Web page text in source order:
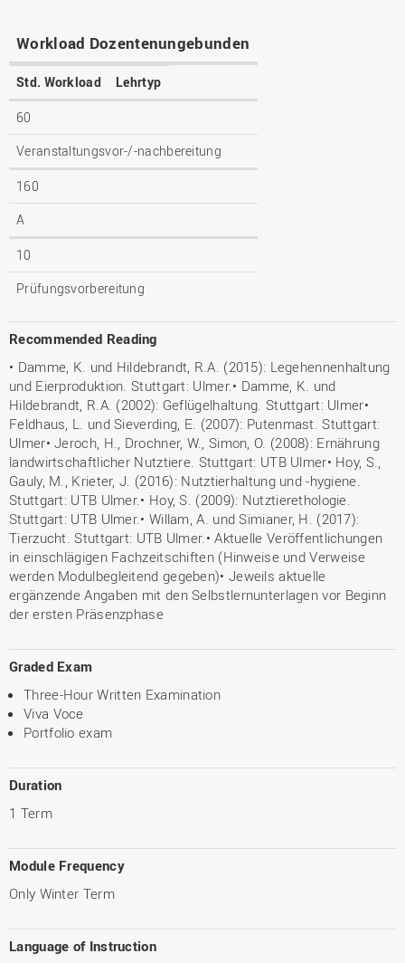
Workload Dozentenungebunden
Std. Workload Lehrtyp
60
Veranstaltungsvor-/-nachbereitung
160
A
10
Prüfungsvorbereitung
Recommended Reading
• Damme, K. und Hildebrandt, R.A. (2015): Legehennenhaltung
und Eierproduktion. Stuttgart: Ulmer.• Damme, K. und
Hildebrandt, R.A. (2002): Geflügelhaltung. Stuttgart: Ulmer•
Feldhaus, L. und Sieverding, E. (2007): Putenmast. Stuttgart:
Ulmer• Jeroch, H., Drochner, W., Simon, O. (2008): Ernährung
landwirtschaftlicher Nutztiere. Stuttgart: UTB Ulmer• Hoy, S.,
Gauly, M., Krieter, J. (2016): Nutztierhaltung und -hygiene.
Stuttgart: UTB Ulmer.• Hoy, S. (2009): Nutztierethologie.
Stuttgart: UTB Ulmer.• Willam, A. und Simianer, H. (2017):
Tierzucht. Stuttgart: UTB Ulmer.• Aktuelle Veröffentlichungen
in einschlägigen Fachzeitschiften (Hinweise und Verweise
werden Modulbegleitend gegeben)• Jeweils aktuelle
ergänzende Angaben mit den Selbstlernunterlagen vor Beginn
der ersten Präsenzphase
Graded Exam
Three-Hour Written Examination
Viva Voce
Portfolio exam
Duration
1 Term
Module Frequency
Only Winter Term
Language of Instruction